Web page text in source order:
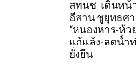
สทนช. เดินหน้
อีสาน ชูยุทธศ
“หนองหาร-ห้ว
แก้แล้ง-ลดน้ำ
ยั่งยืน